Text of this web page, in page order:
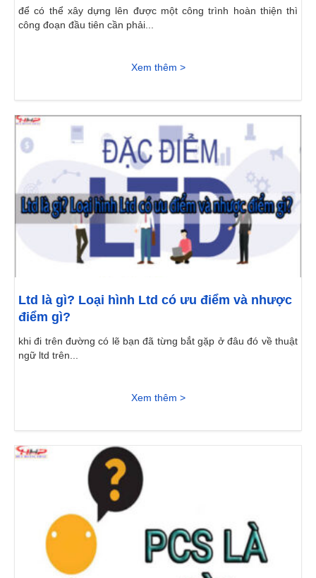
để có thể xây dựng lên được một công trình hoàn thiện thì
công đoạn đầu tiên cần phải...
Xem thêm >
Ltd là gì? Loại hình Ltd có ưu điểm và nhược
điểm gì?
khi đi trên đường có lẽ bạn đã từng bắt gặp ở đâu đó về thuật
ngữ ltd trên...
Xem thêm >